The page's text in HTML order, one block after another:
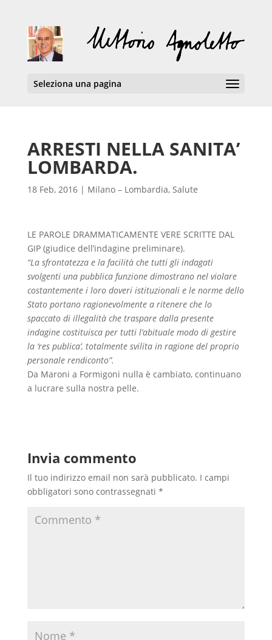
Seleziona una pagina
ARRESTI NELLA SANITA’
LOMBARDA.
18 Feb, 2016| Milano – Lombardia, Salute
LE PAROLE DRAMMATICAMENTE VERE SCRITTE DAL
GIP (giudice dell’indagine preliminare).
“La sfrontatezza e la facilità che tutti gli indagati
svolgenti una pubblica funzione dimostrano nel violare
costantemente i loro doveri istituzionali e le norme dello
Stato portano ragionevolmente a ritenere che lo
spaccato di illegalità che traspare dalla presente
indagine costituisca per tutti l’abituale modo di gestire
la ‘res publica’, totalmente svilita in ragione del proprio
personale rendiconto”.
Da Maroni a Formigoni nulla è cambiato, continuano
a lucrare sulla nostra pelle.
Invia commento
Il tuo indirizzo email non sarà pubblicato. I campi
obbligatori sono contrassegnati *